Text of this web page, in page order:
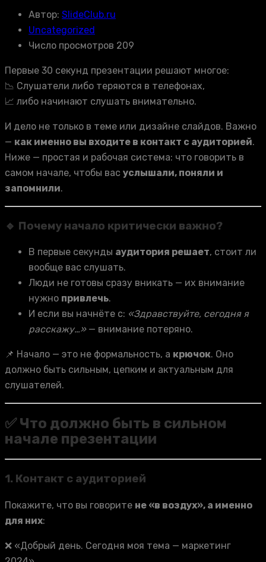
Автор: SlideClub.ru
Uncategorized
Число просмотров 209
Первые 30 секунд презентации решают многое:
📉 Слушатели либо теряются в телефонах,
📈 либо начинают слушать внимательно.
И дело не только в теме или дизайне слайдов. Важно
— как именно вы входите в контакт с аудиторией.
Ниже — простая и рабочая система: что говорить в
самом начале, чтобы вас услышали, поняли и
запомнили.
🔹 Почему начало критически важно?
В первые секунды аудитория решает, стоит ли
вообще вас слушать.
Люди не готовы сразу вникать — их внимание
нужно привлечь.
И если вы начнёте с: «Здравствуйте, сегодня я
расскажу…»— внимание потеряно.
📌 Начало — это не формальность, а крючок. Оно
должно быть сильным, цепким и актуальным для
слушателей.
✅ Что должно быть в сильном
начале презентации
1. Контакт с аудиторией
Покажите, что вы говорите не «в воздух», а именно
для них:
❌ «Добрый день. Сегодня моя тема — маркетинг